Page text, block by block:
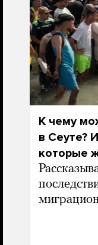
К чему
в Сеуте?
которые